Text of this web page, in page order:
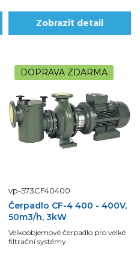
Zobrazit detail
DOPRAVA ZDARMA
vp-573CF40400
Čerpadlo CF-4 400 - 400V,
50m3/h, 3kW
Velkoobjemové čerpadlo pro velké
filtrační systémy